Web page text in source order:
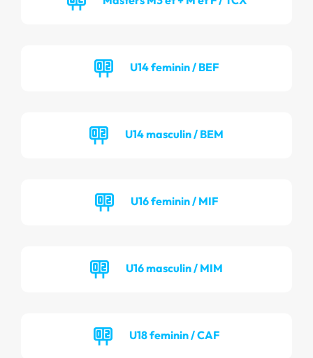
U14 feminin / BEF
U14 masculin / BEM
U16 feminin / MIF
U16 masculin / MIM
U18 feminin / CAF